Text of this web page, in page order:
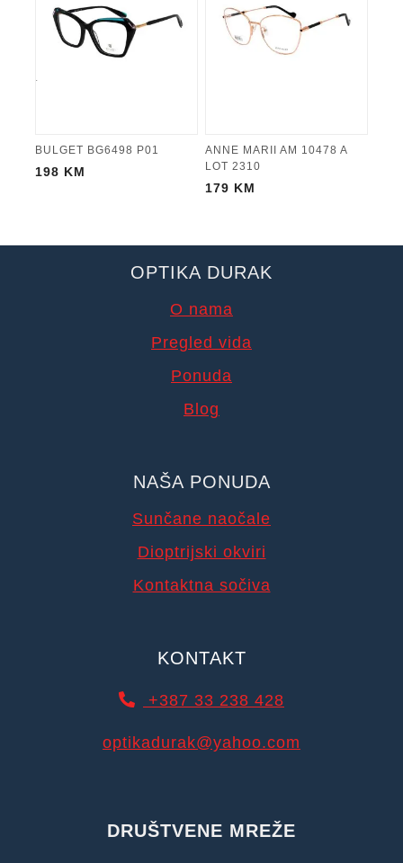
BULGET BG6498 P01
198 KM
ANNE MARII AM 10478 A
LOT 2310
179 KM
OPTIKA DURAK
O nama
Pregled vida
Ponuda
Blog
NAŠA PONUDA
Sunčane naočale
Dioptrijski okviri
Kontaktna sočiva
KONTAKT
+387 33 238 428
optikadurak@yahoo.com
DRUŠTVENE MREŽE